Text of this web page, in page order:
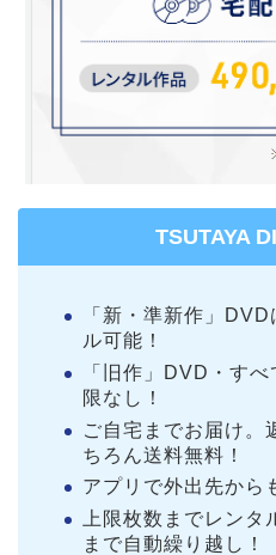
TSUTAYA
「新・準新作」
ル可能！
「旧作」DVD・す
限なし！
ご自宅までお届け。
ちろん送料無料！
アプリで外出先から
上限枚数までレンタ
まで自動繰り越し！